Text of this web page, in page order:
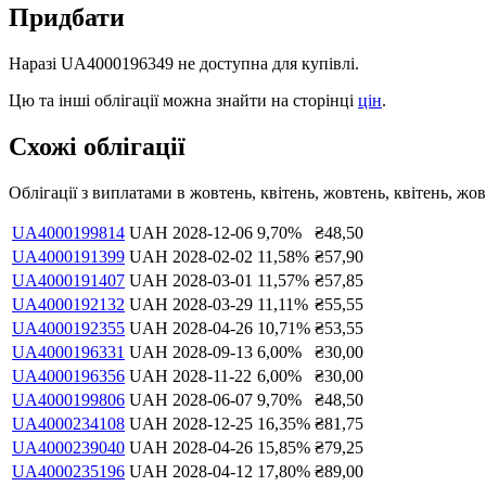
Придбати
Наразі UA4000196349 не доступна для купівлі.
Цю та інші облігації можна знайти на сторінці цін.
Схожі облігації
Облігації з виплатами в жовтень, квітень, жовтень, квітень,
UA4000199814 UAH 2028-12-06 9,70% ₴48,50
UA4000191399 UAH 2028-02-02 11,58% ₴57,90
UA4000191407 UAH 2028-03-01 11,57% ₴57,85
UA4000192132 UAH 2028-03-29 11,11% ₴55,55
UA4000192355 UAH 2028-04-26 10,71% ₴53,55
UA4000196331 UAH 2028-09-13 6,00% ₴30,00
UA4000196356 UAH 2028-11-22 6,00% ₴30,00
UA4000199806 UAH 2028-06-07 9,70% ₴48,50
UA4000234108 UAH 2028-12-25 16,35% ₴81,75
UA4000239040 UAH 2028-04-26 15,85% ₴79,25
UA4000235196 UAH 2028-04-12 17,80% ₴89,00